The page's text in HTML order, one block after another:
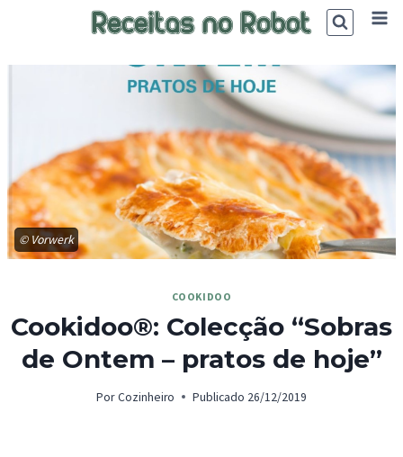
© Vorwerk
COOKIDOO
Cookidoo®: Colecção “Sobras
de Ontem – pratos de hoje”
Por Cozinheiro Publicado 26/12/2019